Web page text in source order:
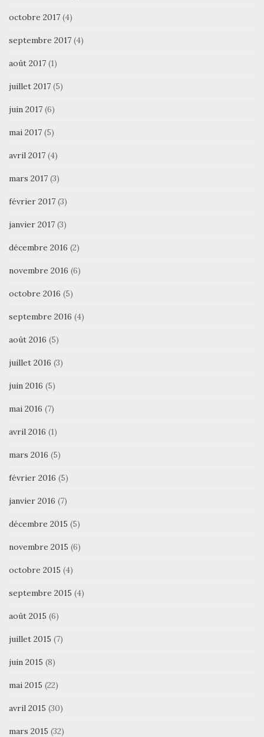
octobre 2017 (4)
septembre 2017 (4)
août 2017 (1)
juillet 2017 (5)
juin 2017 (6)
mai 2017 (5)
avril 2017 (4)
mars 2017 (3)
février 2017 (3)
janvier 2017 (3)
décembre 2016 (2)
novembre 2016 (6)
octobre 2016 (5)
septembre 2016 (4)
août 2016 (5)
juillet 2016 (3)
juin 2016 (5)
mai 2016 (7)
avril 2016 (1)
mars 2016 (5)
février 2016 (5)
janvier 2016 (7)
décembre 2015 (5)
novembre 2015 (6)
octobre 2015 (4)
septembre 2015 (4)
août 2015 (6)
juillet 2015 (7)
juin 2015 (8)
mai 2015 (22)
avril 2015 (30)
mars 2015 (32)